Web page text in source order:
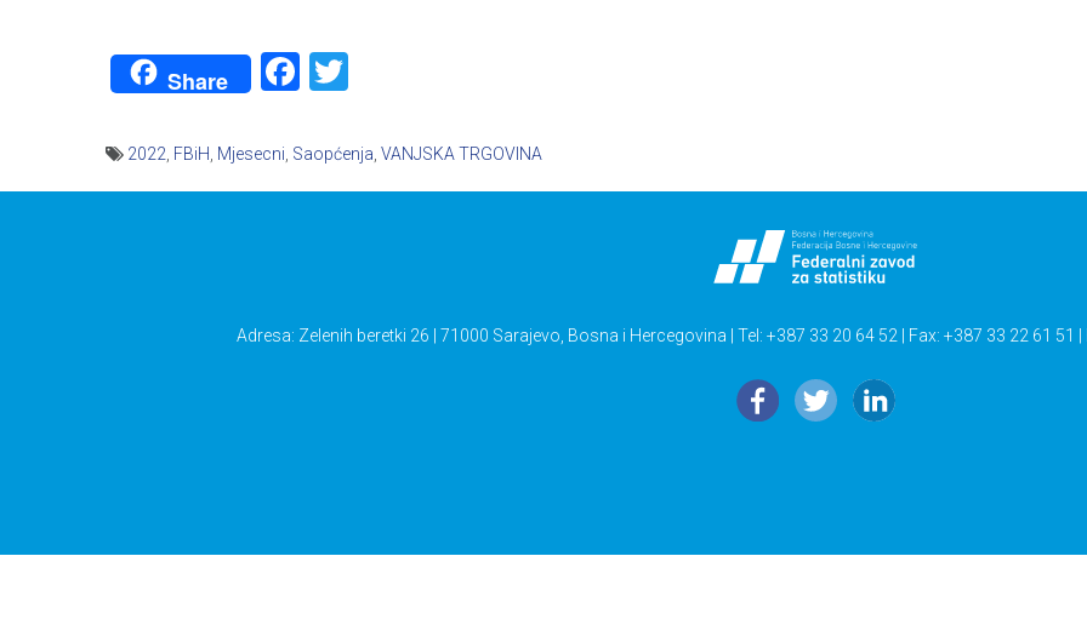
Share Facebook
2022 FBiH Mjesecni Saopćenja VANJSKA TRGOVINA
Adresa: Zelenih beretki 26 | 71000 Sarajevo, Bosna i Hercegovina | Tel: +387 33 20 64 52 | Fax: +387 33 22 61 51 |